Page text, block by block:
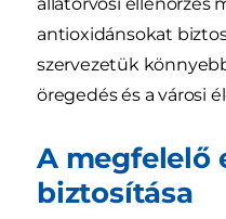
antioxidánsokat
szervezetük
öregedés és a városi
A megfelelő
biztosítása